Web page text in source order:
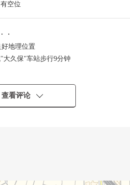
有空位
地理位置
久保"车站步行9分钟
"西新宿"车站步行11分钟
・・
专用区/建蔽率60%、容积率
查看评论